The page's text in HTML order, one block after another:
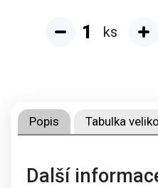
ks
Popis Tabulka
Další